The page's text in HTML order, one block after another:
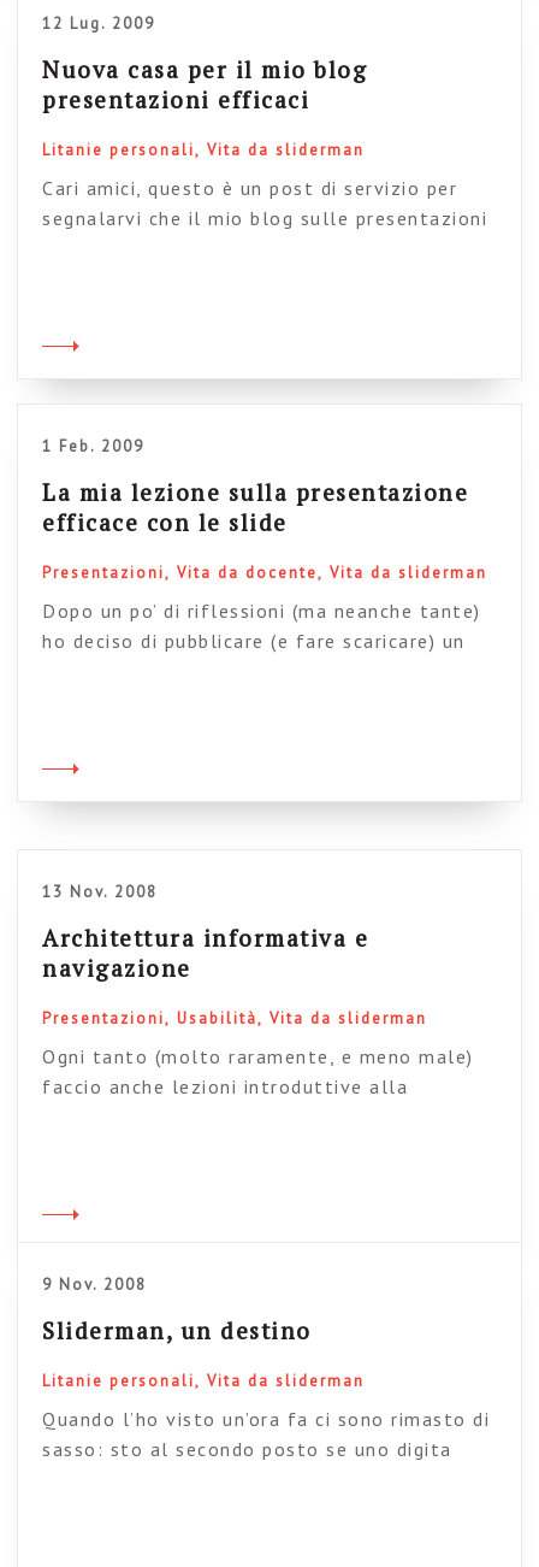
12 Lug. 2009
Nuova casa per il mio blog
presentazioni efficaci
Litanie personali Vita da sliderman
Cari amici, questo è un post di servizio per
segnalarvi che il mio blog sulle presentazioni
abbandonato l’allegra combricola di sbandati
approdare al più comodo salotto di Worpress.
1 Feb. 2009
La mia lezione sulla presentazione
efficace con le slide
Presentazioni Vita da docente Vita da sliderman
Dopo un po’ di riflessioni (ma neanche tante)
ho deciso di pubblicare (e fare scaricare) un
di formatore. Perché le pubblico? Perché nel
13 Nov. 2008
Architettura informativa e
navigazione
Presentazioni Usabilità Vita da sliderman
Ogni tanto (molto raramente, e meno male)
faccio anche lezioni introduttive alla
caso vi avviso che non c’è niente di
“strabiliante”: sono solo appunti per la mia
Architettura e navigazione […]
9 Nov. 2008
Sliderman, un destino
Litanie personali Vita da sliderman
Quando l’ho visto un’ora fa ci sono rimasto di
sasso: sto al secondo posto se uno digita